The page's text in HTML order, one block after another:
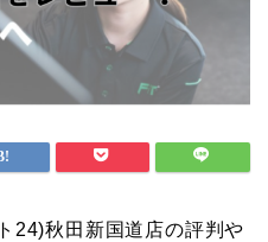
24)秋田新国道店の評判や